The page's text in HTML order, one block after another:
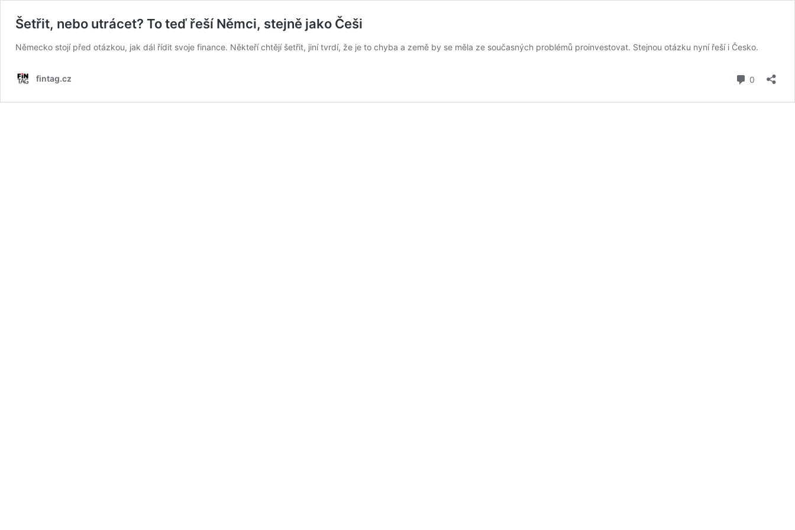
Šetřit, nebo utrácet? To teď řeší Němci, stejně jako Češi
Německo stojí před otázkou, jak dál řídit svoje finance. Někteří chtějí šetřit, jiní tvrdí, že je to chyba a země by se měla ze současných problémů proinvestovat. Stejnou otázku nyní řeší i Česko.
fintag.cz 0 komentářů